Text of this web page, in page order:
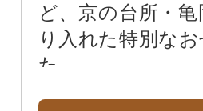
ど、京の台所・
り入れた特別な
た。